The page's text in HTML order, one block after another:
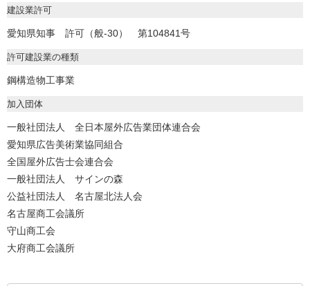
建設業許可
愛知県知事 許可（般-30） 第104841号
許可建設業の種類
鋼構造物工事業
加入団体
一般社団法人 全日本屋外広告業団体連合会
愛知県広告美術業協同組合
全国屋外広告士会連合会
一般社団法人 サインの森
公益社団法人 名古屋北法人会
名古屋商工会議所
守山商工会
大府商工会議所